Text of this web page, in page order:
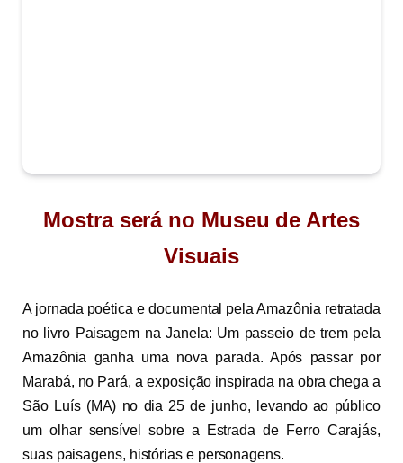
Mostra será no Museu de Artes
Visuais
A jornada poética e documental pela Amazônia retratada
no livro Paisagem na Janela: Um passeio de trem pela
Amazônia ganha uma nova parada. Após passar por
Marabá, no Pará, a exposição inspirada na obra chega a
São Luís (MA) no dia 25 de junho, levando ao público
um olhar sensível sobre a Estrada de Ferro Carajás,
suas paisagens, histórias e personagens.